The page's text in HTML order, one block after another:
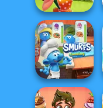
Delicious -
Emily's Home
Sweet...